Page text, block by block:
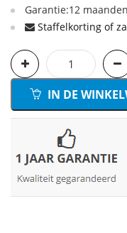
Garantie:12
Staffelkorting of
IN DE